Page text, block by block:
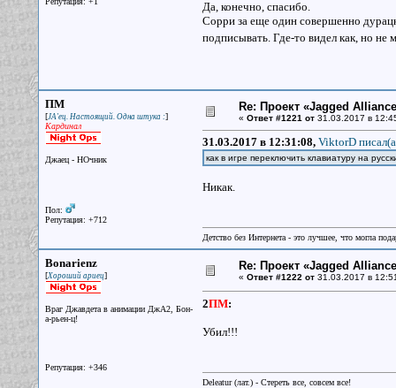
Да, конечно, спасибо.
Сорри за еще один совершенно
подписывать. Где-то видел как, но не
ПМ
[JA'ец. Настоящий. Одна штука :]
Кардинал
Джаец - НОчник
Пол:
Репутация: +712
Re: Проект «Jagged
« Ответ #1221 от31.03.2017 в
31.03.2017 в 12:31:08, ViktorD
как в игре переключить клавиатуру на
Никак.
Детство без Интернета - это лучшее, что могла
Bonarienz
[Хороший ариец]
Враг Джавдета в анимации ДжА2, Бон-
а-рьен-ц!
Репутация: +346
Re: Проект «Jagged
« Ответ #1222 от31.03.2017 в
2ПМ:
Убил!!!
Deleatur (лат.) - Стереть все, совсем все!